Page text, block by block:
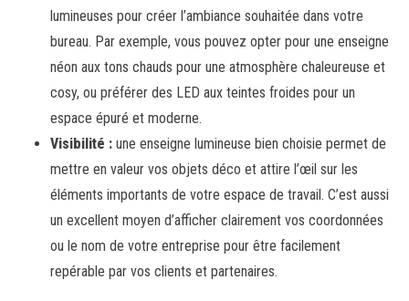
lumineuses pour créer l’ambiance souhaitée dans votre
bureau. Par exemple, vous pouvez opter pour une enseigne
néon aux tons chauds pour une atmosphère chaleureuse et
cosy, ou préférer des LED aux teintes froides pour un
espace épuré et moderne.
Visibilité : une enseigne lumineuse bien choisie permet de
mettre en valeur vos objets déco et attire l’œil sur les
éléments importants de votre espace de travail. C’est aussi
un excellent moyen d’afficher clairement vos coordonnées
ou le nom de votre entreprise pour être facilement
repérable par vos clients et partenaires.